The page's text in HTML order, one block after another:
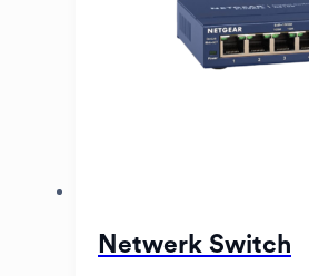
Netwerk Switch